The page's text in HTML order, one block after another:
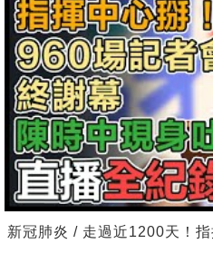
新冠肺炎 / 走過近1200天！